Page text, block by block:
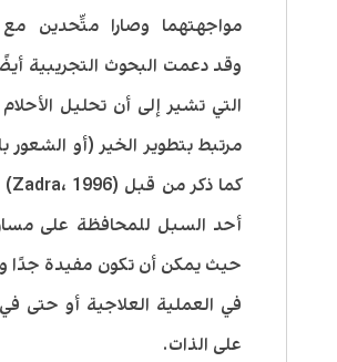
مواجهتهما وصارا متَّحدين
وقد دعمت البحوث التجريبية
التي تشير إلى أن تحليل الأحلام
مرتبط بتطوير الخير (أو الشعور
كما ذكر من قبل (Zadra ، 1996)
أحد السبل للمحافظة على
حيث يمكن أن تكون مفيدة جدًا
في العملية العلاجية أو حتى في
على الذات.